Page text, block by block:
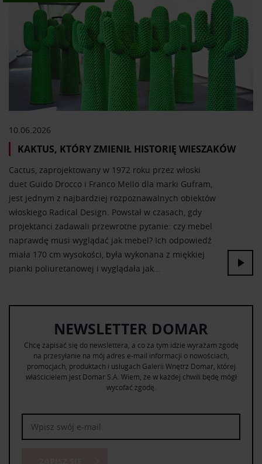
10.06.2026
KAKTUS, KTÓRY ZMIENIŁ HISTORIĘ WIESZAKÓW
Cactus, zaprojektowany w 1972 roku przez włoski
duet Guido Drocco i Franco Mello dla marki Gufram,
jest jednym z najbardziej rozpoznawalnych obiektów
włoskiego Radical Design. Powstał w czasach, gdy
projektanci zadawali przewrotne pytanie: czy mebel
naprawdę musi wyglądać jak mebel? Ich odpowiedź
miała 170 cm wysokości, była wykonana z miękkiej
pianki poliuretanowej i wyglądała jak…
NEWSLETTER DOMAR
Chcę zapisać się do newslettera, a co za tym idzie wyrażam zgodę
na przesyłanie na mój adres e-mail informacji o nowościach,
promocjach, produktach i usługach Galerii Wnętrz Domar, której
właścicielem jest Domar S.A. Wiem, że w każdej chwili będę mógł
wycofać zgodę.